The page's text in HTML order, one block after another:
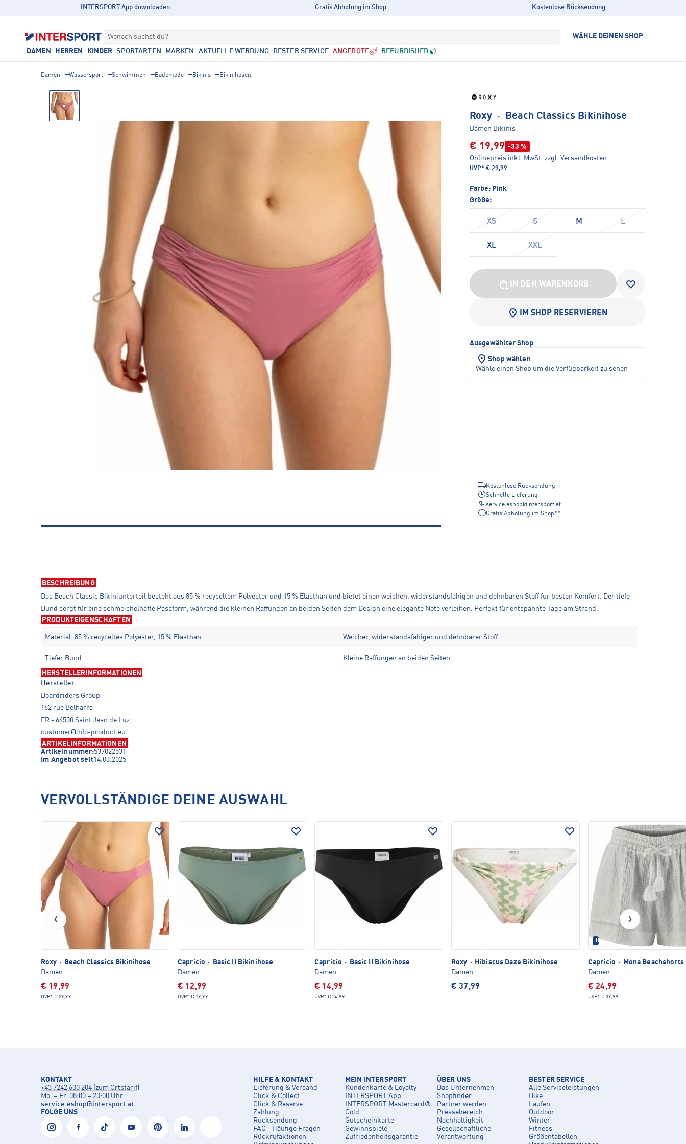
INTERSPORT App downloaden Gratis Abholung im Shop Kostenlose Rücksendung
Wonach suchst du? WÄHLE DEINEN SHOP
DAMEN HERREN KINDER SPORTARTEN MARKEN AKTUELLE WERBUNG BESTER SERVICE ANGEBOTE REFURBISHED
Damen Wassersport Schwimmen Bademode Bikinis Bikinihosen
Roxy · Beach Classics Bikinihose
Damen Bikinis
€ 19,99 -33 %
Onlinepreis inkl. MwSt. zzgl. Versandkosten
UVP* € 29,99
Farbe: Pink
Größe:
XS S M L
XL XXL
IN DEN WARENKORB
IM SHOP RESERVIEREN
Ausgewählter Shop
Shop wählen
Wähle einen Shop um die Verfügbarkeit zu sehen
Kostenlose Rücksendung
Schnelle Lieferung
service.eshop@ intersport.at
Gratis Abholung im Shop**
BESCHREIBUNG
Das Beach Classic Bikiniunterteil besteht aus 85 % recyceltem Polyester und 15 % Elasthan und bietet einen weichen, widerstandsfähigen und dehnbaren Stoff für besten Komfort. Der tiefe
Bund sorgt für eine schmeichelhafte Passform, während die kleinen Raffungen an beiden Seiten dem Design eine elegante Note verleihen. Perfekt für entspannte Tage am Strand.
PRODUKTEIGENSCHAFTEN
Material: 85 % recyceltes Polyester, 15 % Elasthan Weicher, widerstandsfähiger und dehnbarer Stoff
Tiefer Bund Kleine Raffungen an beiden Seiten
HERSTELLERINFORMATIONEN
Hersteller
Boardriders Group
162 rue Belharra
FR - 64500 Saint Jean de Luz
customer@info-product.eu
ARTIKELINFORMATIONEN
Artikelnummer:537022531
Im Angebot seit14.03.2025
VERVOLLSTÄNDIGE DEINE AUSWAHL
Roxy ·
Beach Classics Bikinihose
Damen
€ 19,99
UVP* € 29,99
Capricio ·
Basic II Bikinihose
Damen
€ 12,99
UVP* € 19,99
Capricio ·
Basic II Bikinihose
Damen
€ 14,99
UVP* € 24,99
Roxy ·
Hibiscus Daze Bikinihose
Damen
€ 37,99
IM SET ERHÄLTLICH
Capricio ·
Mona Beachshorts
Damen
€ 24,99
UVP* € 39,99
KONTAKT
+43 7242 600 204 (zum Ortstarif)
Mo. – Fr. 08:00 – 20:00 Uhr
service.eshop@intersport.at
FOLGE UNS
HILFE & KONTAKT
Lieferung & Versand
Click & Collect
Click & Reserve
Zahlung
Rücksendung
FAQ - Häufige Fragen
Rückrufaktionen
MEIN INTERSPORT
Kundenkarte & Loyalty
INTERSPORT App
INTERSPORT Mastercard®
Gold
Gutscheinkarte
Gewinnspiele
Zufriedenheitsgarantie
ÜBER UNS
Das Unternehmen
Shopfinder
Partner werden
Pressebereich
Nachhaltigkeit
Gesellschaftliche
Verantwortung
BESTER SERVICE
Alle Serviceleistungen
Bike
Laufen
Outdoor
Winter
Fitness
Größentabellen